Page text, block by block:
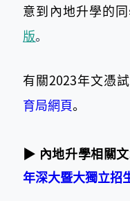
意到內地升學的
版。
有關2023年文憑
育局網頁。
▶ 內地升學相關文
年深大暨大獨立招